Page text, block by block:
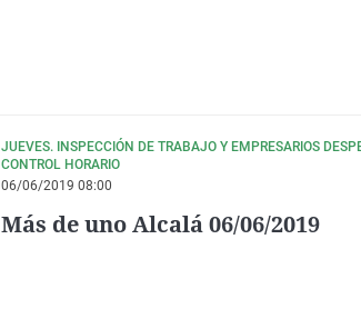
JUEVES. INSPECCIÓN DE TRABAJO Y EMPRESARIOS
CONTROL HORARIO
06/06/2019 08:00
Más de uno Alcalá 06/06/2019